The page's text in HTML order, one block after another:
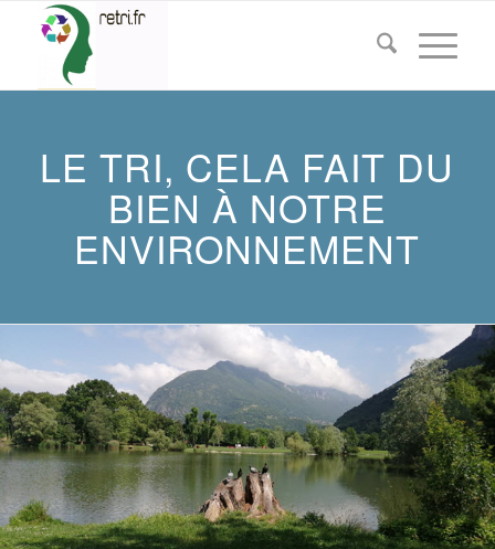
LE TRI, CELA FAIT DU
BIEN À NOTRE
ENVIRONNEMENT